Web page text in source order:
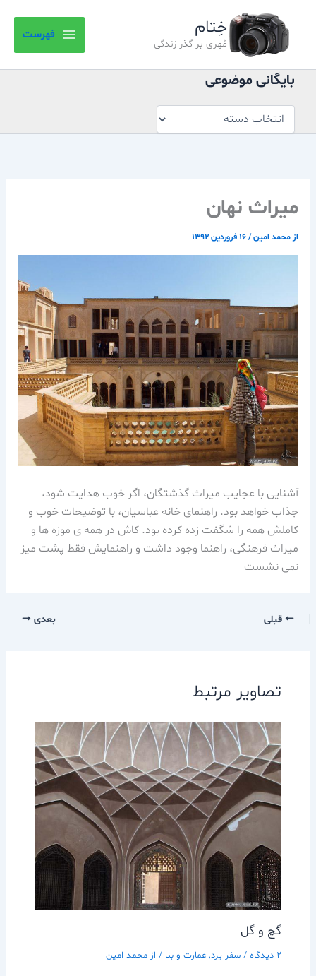
خِتام
مُهری بر گذر زندگی
فهرست
بایگانی موضوعی
موضوعی
میراث نهان
از محمد امین/۱۶ فروردین ۱۳۹۲
آشنایی با عجایب میراث گذشتگان، اگر خوب هدایت شود،
جذاب خواهد بود. راهنمای خانه عباسیان، با توضیحات خوب و
کاملش همه را شگفت زده کرده بود. کاش در همه ی موزه ها و
میراث فرهنگی، راهنما وجود داشت و راهنمایش فقط پشت میز
نمی نشست
قبلی بعدی
تصاویر مرتبط
گچ و گل
2 دیدگاه / سفر يزد, عمارت و بنا / از محمد امین